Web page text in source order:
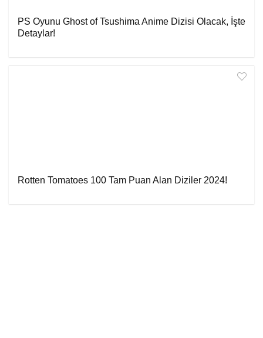
PS Oyunu Ghost of Tsushima Anime Dizisi Olacak, İşte
Detaylar!
Rotten Tomatoes 100 Tam Puan Alan Diziler 2024!